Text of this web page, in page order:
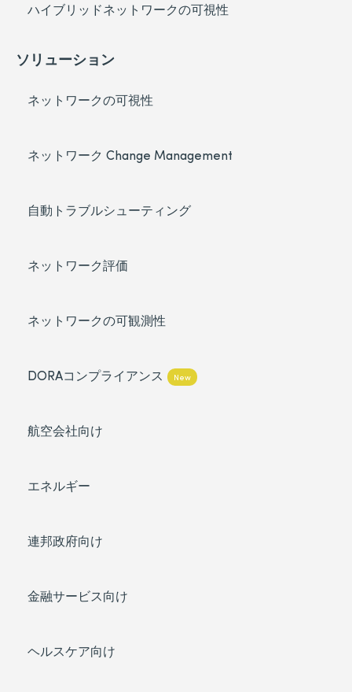
ハイブリッドネットワークの可視性
ソリューション
ネットワークの可視性
ネットワーク Change Management
自動トラブルシューティング
ネットワーク評価
ネットワークの可観測性
DORAコンプライアンス New
航空会社向け
エネルギー
連邦政府向け
金融サービス向け
ヘルスケア向け